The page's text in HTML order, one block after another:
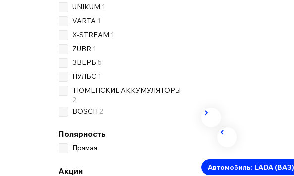
UNIKUM 1
VARTA 1
X-STREAM 1
ZUBR 1
ЗВЕРЬ 5
ПУЛЬС 1
ТЮМЕНСКИЕ АККУМУЛЯТОРЫ
2
BOSCH 2
Полярность
Прямая
Акции Автомобиль: LADA (ВАЗ)